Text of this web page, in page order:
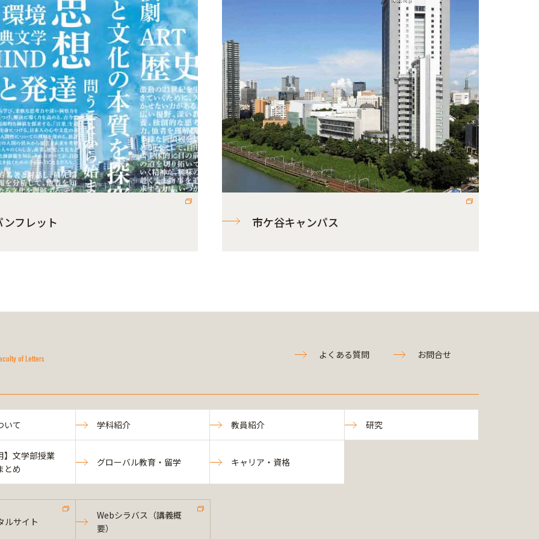
フレット 市ケ谷キャンパス
of Letters よくある質問 お問合せ
いて 学科紹介 教員紹介 研究
】文学部授業
とめ
グローバル教育・留学 キャリア・資格
ルサイト
Webシラバス（講義概
要）